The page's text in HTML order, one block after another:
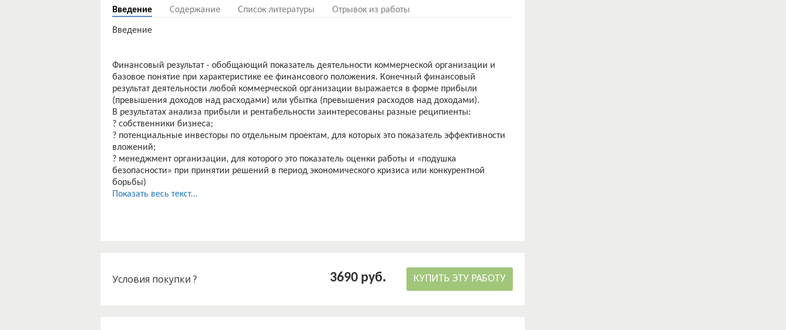
Введение Содержание Список литературы Отрывок из работы
Введение
Финансовый результат - обобщающий показатель деятельности коммерческой организации и
базовое понятие при характеристике ее финансового положения. Конечный финансовый
результат деятельности любой коммерческой организации выражается в форме прибыли
(превышения доходов над расходами) или убытка (превышения расходов над доходами).
В результатах анализа прибыли и рентабельности заинтересованы разные реципиенты:
? собственники бизнеса;
? потенциальные инвесторы по отдельным проектам, для которых это показатель эффективности
вложений;
? менеджмент организации, для которого это показатель оценки работы и «подушка
безопасности» при принятии решений в период экономического кризиса или конкурентной
борьбы)
? работники организации, для которых это своеобразный гарант стабильности наличия рабочих
наиболее важными при анализе их финансово-хозяйственной деятельности. Рыночные условия
хозяйствования побуждают предприятия искать способы максимизации прибыли и повышения
Показать весь текст...
Условия покупки ? 3690 руб. КУПИТЬ ЭТУ РАБОТУ